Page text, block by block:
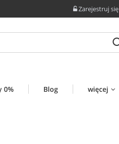
Zarejestruj się
0% Blog więcej